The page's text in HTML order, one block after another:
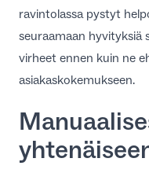
ravintolassa pystyt
seuraamaan hyvityksiä
virheet ennen kuin ne
asiakaskokemukseen.